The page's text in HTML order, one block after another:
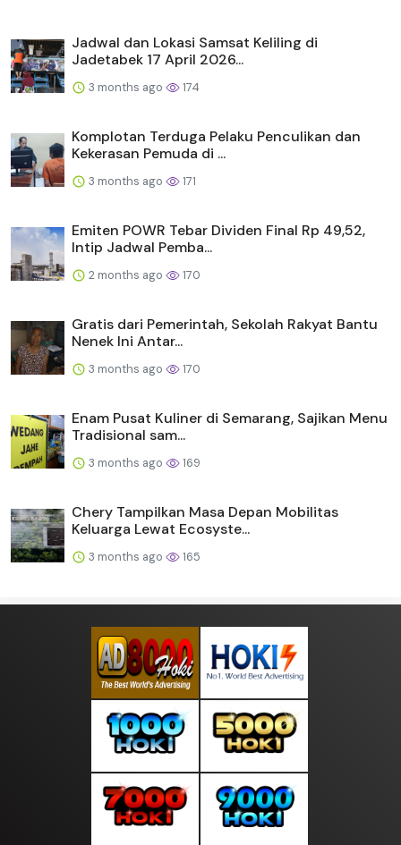
Jadwal dan Lokasi Samsat Keliling di
Jadetabek 17 April 2026...
3 months ago 174
Komplotan Terduga Pelaku Penculikan dan
Kekerasan Pemuda di ...
3 months ago 171
Emiten POWR Tebar Dividen Final Rp 49,52,
Intip Jadwal Pemba...
2 months ago 170
Gratis dari Pemerintah, Sekolah Rakyat Bantu
Nenek Ini Antar...
3 months ago 170
Enam Pusat Kuliner di Semarang, Sajikan Menu
Tradisional sam...
3 months ago 169
Chery Tampilkan Masa Depan Mobilitas
Keluarga Lewat Ecosyste...
3 months ago 165